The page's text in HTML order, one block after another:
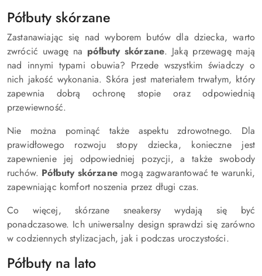
Półbuty skórzane
Zastanawiając się nad wyborem butów dla dziecka, warto
zwrócić uwagę na półbuty skórzane. Jaką przewagę mają
nad innymi typami obuwia? Przede wszystkim świadczy o
nich jakość wykonania. Skóra jest materiałem trwałym, który
zapewnia dobrą ochronę stopie oraz odpowiednią
przewiewność.
Nie można pominąć także aspektu zdrowotnego. Dla
prawidłowego rozwoju stopy dziecka, konieczne jest
zapewnienie jej odpowiedniej pozycji, a także swobody
ruchów. Półbuty skórzanemogą zagwarantować te warunki,
zapewniając komfort noszenia przez długi czas.
Co więcej, skórzane sneakersy wydają się być
ponadczasowe. Ich uniwersalny design sprawdzi się zarówno
w codziennych stylizacjach, jak i podczas uroczystości.
Półbuty na lato